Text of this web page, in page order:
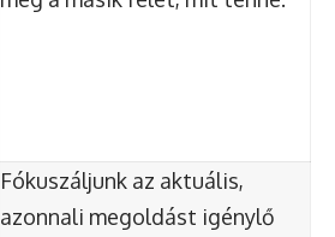
Fókuszáljunk az aktuális,
azonnali megoldást igénylő